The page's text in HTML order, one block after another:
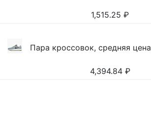
1,515.25 ₽
Пара кроссовок, средняя цена
4,394.84 ₽